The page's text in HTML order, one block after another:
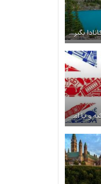
چگونه وقت سفارت کانادا بگیریم؟
آیا وقت سفارت از ترکیه و یا امارات شانس دریافت ویزای انگلیس را بالا می‌برد؟